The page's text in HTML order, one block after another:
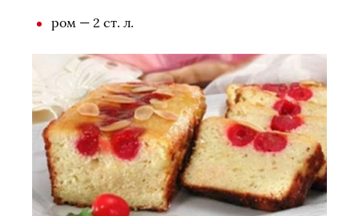
ром — 2 ст. л.